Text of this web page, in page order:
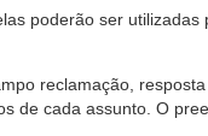
poderão ser
reclamação,
de cada assunto. O